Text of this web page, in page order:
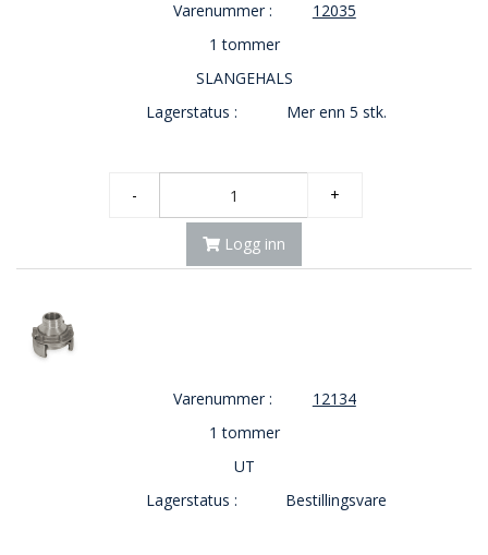
Varenummer :
12035
1 tommer
SLANGEHALS
Lagerstatus :
Mer enn 5 stk.
- +
Logg inn
Varenummer :
12134
1 tommer
UT
Lagerstatus :
Bestillingsvare